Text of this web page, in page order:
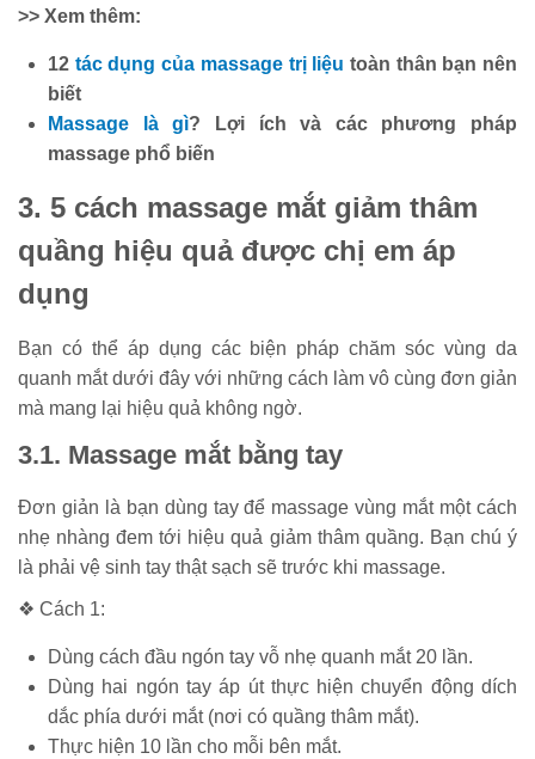
>> Xem thêm:
12 tác dụng của massage trị liệu toàn thân bạn nên
biết
Massage là gì? Lợi ích và các phương pháp
massage phổ biến
3. 5 cách massage mắt giảm thâm
quầng hiệu quả được chị em áp
dụng
Bạn có thể áp dụng các biện pháp chăm sóc vùng da
quanh mắt dưới đây với những cách làm vô cùng đơn giản
mà mang lại hiệu quả không ngờ.
3.1. Massage mắt bằng tay
Đơn giản là bạn dùng tay để massage vùng mắt một cách
nhẹ nhàng đem tới hiệu quả giảm thâm quầng. Bạn chú ý
là phải vệ sinh tay thật sạch sẽ trước khi massage.
❖ Cách 1:
Dùng cách đầu ngón tay vỗ nhẹ quanh mắt 20 lần.
Dùng hai ngón tay áp út thực hiện chuyển động dích
dắc phía dưới mắt (nơi có quầng thâm mắt).
Thực hiện 10 lần cho mỗi bên mắt.